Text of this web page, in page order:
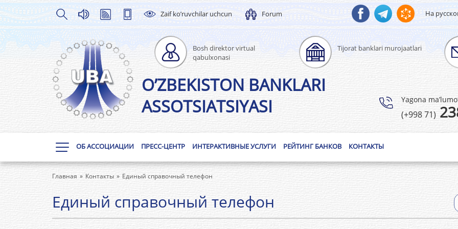
Zaif ko’ruvchilar uchcun Forum На
Bosh direktor virtual
qabulxonasi
Tijorat banklari murojaatlari
O’ZBEKISTON BANKLARI
ASSOTSIATSIYASI
Yagona
(+998 71)
ОБ АССОЦИАЦИИ ПРЕСС-ЦЕНТР ИНТЕРАКТИВНЫЕ УСЛУГИ РЕЙТИНГ БАНКОВ КОНТАКТЫ
Главная Контакты Единый справочный телефон
Единый справочный телефон